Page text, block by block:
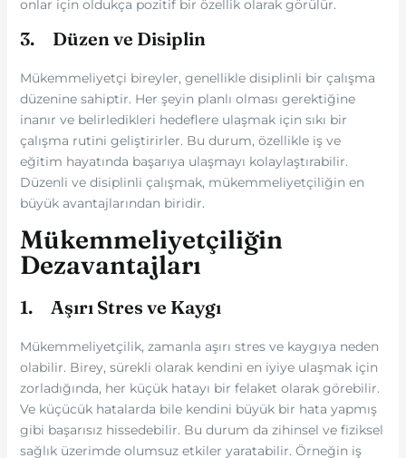
onlar için oldukça pozitif bir özellik olarak görülür.
3. Düzen ve Disiplin
Mükemmeliyetçi bireyler, genellikle disiplinli bir çalışma
düzenine sahiptir. Her şeyin planlı olması gerektiğine
inanır ve belirledikleri hedeflere ulaşmak için sıkı bir
çalışma rutini geliştirirler. Bu durum, özellikle iş ve
eğitim hayatında başarıya ulaşmayı kolaylaştırabilir.
Düzenli ve disiplinli çalışmak, mükemmeliyetçiliğin en
büyük avantajlarından biridir.
Mükemmeliyetçiliğin
Dezavantajları
1. Aşırı Stres ve Kaygı
Mükemmeliyetçilik, zamanla aşırı stres ve kaygıya neden
olabilir. Birey, sürekli olarak kendini en iyiye ulaşmak için
zorladığında, her küçük hatayı bir felaket olarak görebilir.
Ve küçücük hatalarda bile kendini büyük bir hata yapmış
gibi başarısız hissedebilir. Bu durum da zihinsel ve fiziksel
sağlık üzerimde olumsuz etkiler yaratabilir. Örneğin iş